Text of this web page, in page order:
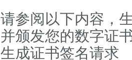
请参阅以下内容，
并颁发您的数字证书
生成证书签名请求